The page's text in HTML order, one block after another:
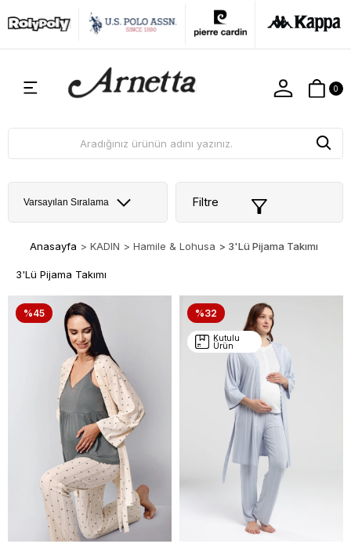
0
Filtre
Anasayfa > KADIN > Hamile & Lohusa > 3'Lü Pijama Takımı
3'Lü Pijama Takımı
%45 %32
Kutulu
Ürün